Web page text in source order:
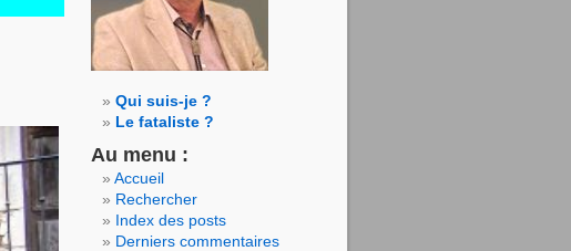
Qui suis-je ?
Le fataliste ?
Au menu :
Accueil
Rechercher
Index des posts
Derniers commentaires